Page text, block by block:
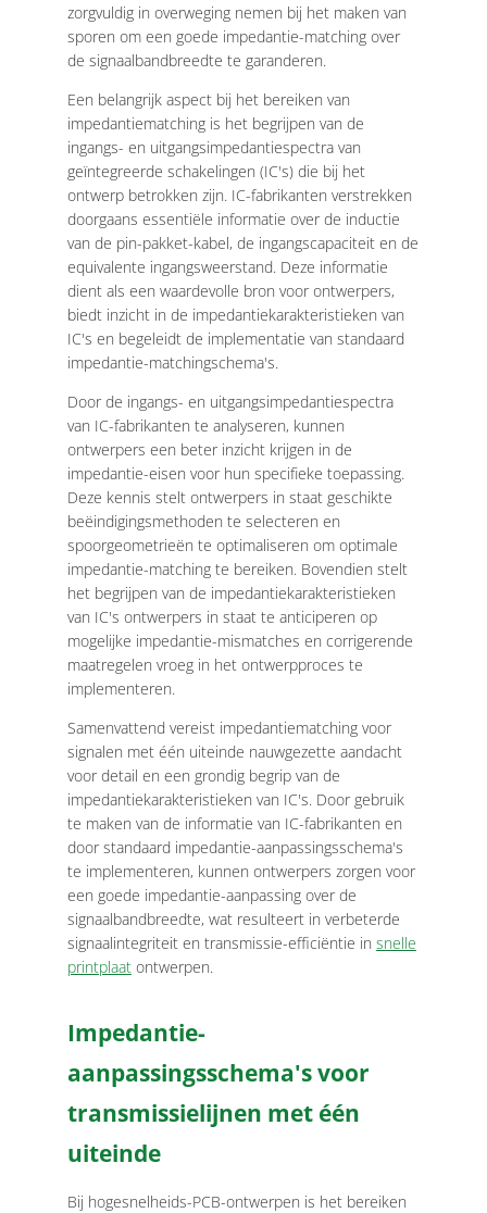
zorgvuldig in overweging nemen bij het maken van
sporen om een ​​goede impedantie-matching over
de signaalbandbreedte te garanderen.
Een belangrijk aspect bij het bereiken van
impedantiematching is het begrijpen van de
ingangs- en uitgangsimpedantiespectra van
geïntegreerde schakelingen (IC's) die bij het
ontwerp betrokken zijn. IC-fabrikanten verstrekken
doorgaans essentiële informatie over de inductie
van de pin-pakket-kabel, de ingangscapaciteit en de
equivalente ingangsweerstand. Deze informatie
dient als een waardevolle bron voor ontwerpers,
biedt inzicht in de impedantiekarakteristieken van
IC's en begeleidt de implementatie van standaard
impedantie-matchingschema's.
Door de ingangs- en uitgangsimpedantiespectra
van IC-fabrikanten te analyseren, kunnen
ontwerpers een beter inzicht krijgen in de
impedantie-eisen voor hun specifieke toepassing.
Deze kennis stelt ontwerpers in staat geschikte
beëindigingsmethoden te selecteren en
spoorgeometrieën te optimaliseren om optimale
impedantie-matching te bereiken. Bovendien stelt
het begrijpen van de impedantiekarakteristieken
van IC's ontwerpers in staat te anticiperen op
mogelijke impedantie-mismatches en corrigerende
maatregelen vroeg in het ontwerpproces te
implementeren.
Samenvattend vereist impedantiematching voor
signalen met één uiteinde nauwgezette aandacht
voor detail en een grondig begrip van de
impedantiekarakteristieken van IC's. Door gebruik
te maken van de informatie van IC-fabrikanten en
door standaard impedantie-aanpassingsschema's
te implementeren, kunnen ontwerpers zorgen voor
een goede impedantie-aanpassing over de
signaalbandbreedte, wat resulteert in verbeterde
signaalintegriteit en transmissie-efficiëntie in snelle
printplaatontwerpen.
Impedantie-
aanpassingsschema's voor
transmissielijnen met één
uiteinde
Bij hogesnelheids-PCB-ontwerpen is het bereiken